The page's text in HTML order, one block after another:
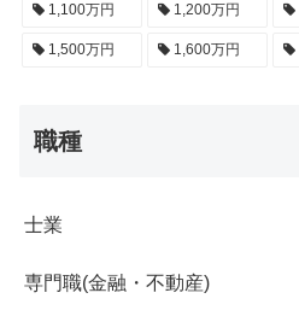
1,100万円 1,200万円
1,500万円 1,600万円
職種
士業
専門職(金融・不動産)